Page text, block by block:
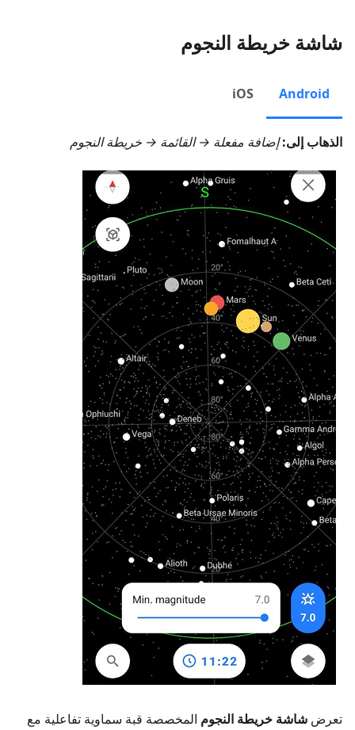
شاشة خريطة النجوم
Android
iOS
الذهاب إلى: إضافة مفعلة →القائمة → خريطة النجوم
تعرض شاشة خريطة النجوم المخصصة قبة سماوية تفاعلية مع